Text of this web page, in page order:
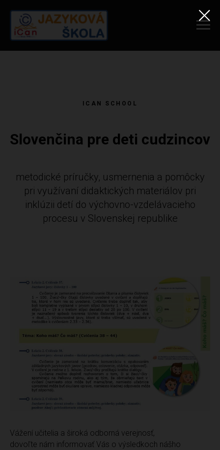
ICAN SCHOOL
Slovenčina pre deti cudzincov
metodické príručky, usmernenia a pomôcky
pri využívaní didaktických materiálov pri
inklúzii detí do výchovno-vzdelávacieho
procesu v Slovenskej republike
Vážení učitelia a široká odborná verejnosť,
dovoľte nám informovať Vás o výsledkoch nášho